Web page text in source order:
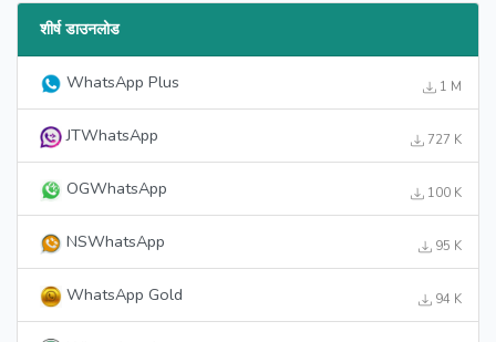
शीर्ष डाउनलोड
WhatsApp Plus 1 M
JTWhatsApp 727 K
OGWhatsApp 100 K
NSWhatsApp 95 K
WhatsApp Gold 94 K